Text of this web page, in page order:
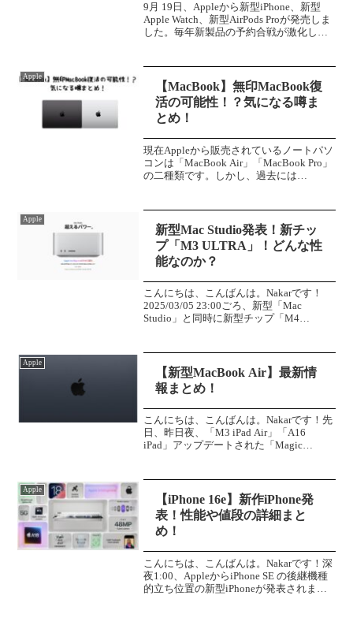
9月 19日、Appleから新型iPhone、新型
Apple Watch、新型AirPods Proが発売しま
した。毎年新製品の予約合戦が激化し、
購入すると、iPhon...
Apple
【MacBook】無印MacBook復
活の可能性！？気になる噂ま
とめ！
現在Appleから販売されているノートパソ
コンは「MacBook Air」「MacBook Pro」
の二種類です。しかし、過去には
ペックで登場していました。重量は...
Apple
新型Mac Studio発表！新チッ
プ「M3 ULTRA」！どんな性
能なのか？
こんにちは、こんばんは。Nakarです！
2025/03/05 23:00ごろ、新型「Mac
Studio」と同時に新型チップ「M4
すね！どんな性能なのかをまとめ...
Apple
【新型MacBook Air】最新情
報まとめ！
こんにちは、こんばんは。Nakarです！先
日、昨日夜、「M3 iPad Air」「A16
iPad」アップデートされた「Magic
Apple
【iPhone 16e】新作iPhone発
表！性能や値段の詳細まと
め！
こんにちは、こんばんは。Nakarです！深
夜1:00、AppleからiPhone SE の後継機種
的立ち位置の新型iPhoneが発表されまし